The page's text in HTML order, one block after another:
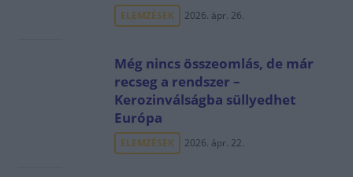
ELEMZÉSEK 2026. ápr. 26.
Még nincs összeomlás, de már
recseg a rendszer –
Kerozinválságba süllyedhet
Európa
ELEMZÉSEK 2026. ápr. 22.